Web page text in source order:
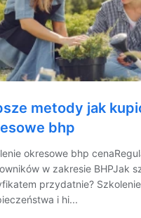
metody jak
bhp
okresowe bhp
w zakresie BHPJak
przydatnie?
i hi...